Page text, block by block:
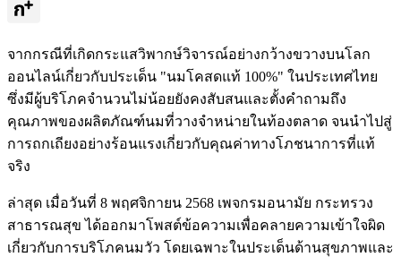
จากกรณีที่เกิดกระแสวิพากษ์วิจารณ์อย่างกว้างขวางบนโลก
ออนไลน์เกี่ยวกับประเด็น "นมโคสดแท้ 100%" ในประเทศไทย
ซึ่งมีผู้บริโภคจำนวนไม่น้อยยังคงสับสนและตั้งคำถามถึง
คุณภาพของผลิตภัณฑ์นมที่วางจำหน่ายในท้องตลาด จนนำไปสู่
การถกเถียงอย่างร้อนแรงเกี่ยวกับคุณค่าทางโภชนาการที่แท้
จริง
ล่าสุด เมื่อวันที่ 8 พฤศจิกายน 2568 เพจกรมอนามัย กระทรวง
สาธารณสุข ได้ออกมาโพสต์ข้อความเพื่อคลายความเข้าใจผิด
เกี่ยวกับการบริโภคนมวัว โดยเฉพาะในประเด็นด้านสุขภาพและ